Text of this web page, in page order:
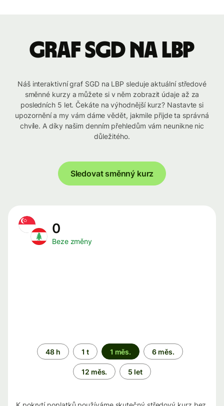
graf SGD na LBP
Náš interaktivní graf SGD na LBP sleduje aktuální středové
směnné kurzy a můžete si v něm zobrazit údaje až za
posledních 5 let. Čekáte na výhodnější kurz? Nastavte si
upozornění a my vám dáme vědět, jakmile přijde ta správná
chvíle. A díky našim denním přehledům vám neunikne nic
důležitého.
Sledovat směnný kurz
0
Beze změny
Časové
období
48 h 1 t 1 měs. 6 měs.
12 měs. 5 let